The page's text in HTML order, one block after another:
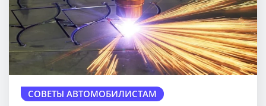
СОВЕТЫ АВТОМОБИЛИСТАМ